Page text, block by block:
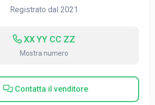
Registrato dal 2021
XX YY CC ZZ
Mostra numero
Contatta il venditore